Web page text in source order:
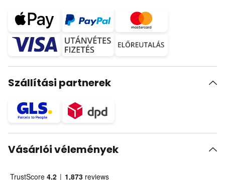
Szállítási partnerek
Vásárlói vélemények